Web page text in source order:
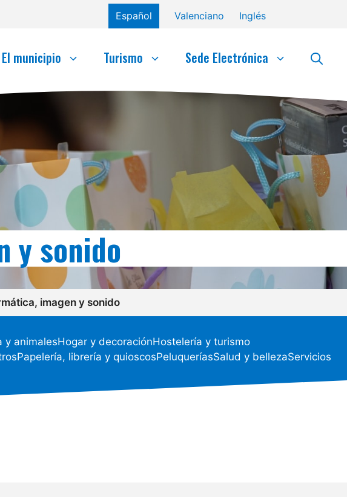
Español Valenciano Inglés
El municipio Turismo Sede Electrónica
y sonido
imagen y sonido
y animalesHogar y decoraciónHostelería y turismo
Papelería, librería y quioscosPeluqueríasSalud y bellezaServicios